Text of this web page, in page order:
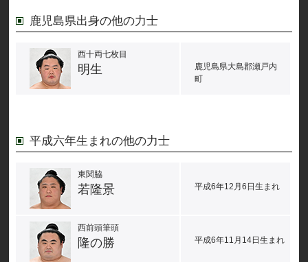
鹿児島県出身の他の力士
西十両七枚目
明生
鹿児島県大島郡瀬戸内
町
平成六年生まれの他の力士
東関脇
若隆景 平成6年12月6日生まれ
西前頭筆頭
隆の勝 平成6年11月14日生まれ